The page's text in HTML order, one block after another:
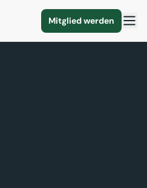
Mitglied werden